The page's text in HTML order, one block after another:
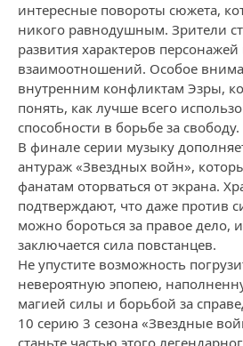
интересные повороты сюжета,
никого равнодушным. Зрители
развития характеров
взаимоотношений. Особое
внутренним конфликтам Эзры,
понять, как лучше всего
способности в борьбе за свободу.
В финале серии музыку
антураж «Звездных войн»,
фанатам оторваться от экрана.
подтверждают, что даже против
можно бороться за правое дело,
заключается сила повстанцев.
Не упустите возможность
невероятную эпопею,
магией силы и борьбой за
10 серию 3 сезона «Звездные
станьте частью этого